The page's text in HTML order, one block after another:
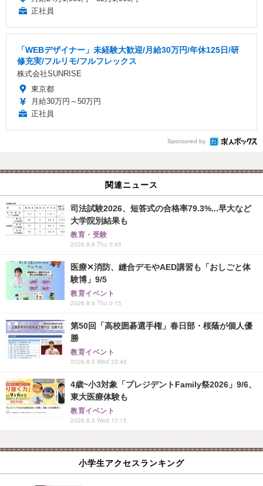
正社員
「WEBデザイナー」未経験大歓迎/月給30万円/年休125日/研
修充実/フルリモ/フルフレックス
株式会社SUNRISE
東京都
月給30万円～50万円
正社員
Sponsored by
関連ニュース
司法試験2026、短答式の合格率79.3%...早大など
大学院別結果も
教育・受験
2026.8.6 Thu 0:45
医療✕消防、縫合デモやAED講習も「おしごと体
験博」9/5
教育イベント
2026.8.6 Thu 0:15
第50回「高校囲碁選手権」春日部・桜蔭が個人優
勝
教育イベント
2026.8.5 Wed 22:45
4歳~小3対象「プレジデントFamily祭2026」9/6、
東大医療体験も
教育イベント
2026.8.5 Wed 17:15
小学生アクセスランキング